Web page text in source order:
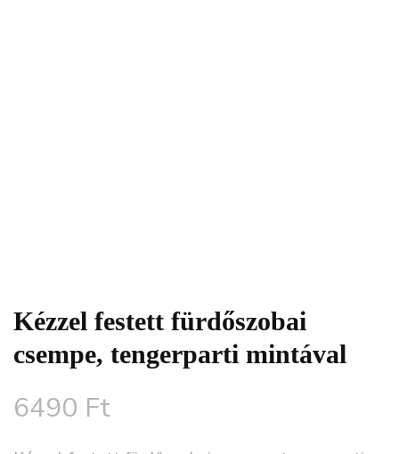
Kézzel festett fürdőszobai
csempe, tengerparti mintával
6490 Ft